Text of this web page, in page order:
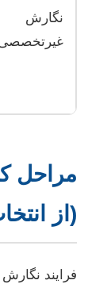
نگارش
غیرتخصصی
مراحل
(از
فرایند نگارش